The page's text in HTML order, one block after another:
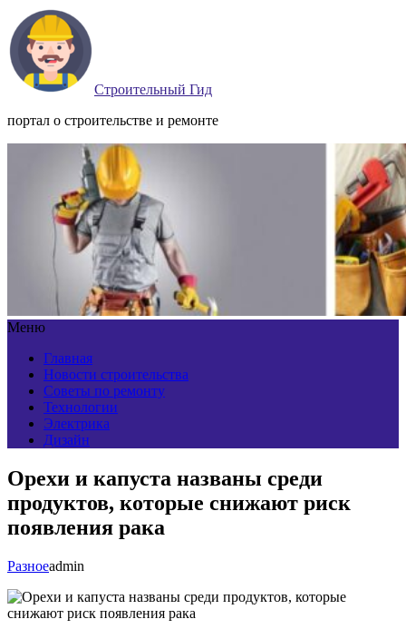
Строительный Гид
портал о строительстве и ремонте
Меню
Главная
Новости строительства
Советы по ремонту
Технологии
Электрика
Дизайн
Орехи и капуста названы среди
продуктов, которые снижают риск
появления рака
Разноеadmin